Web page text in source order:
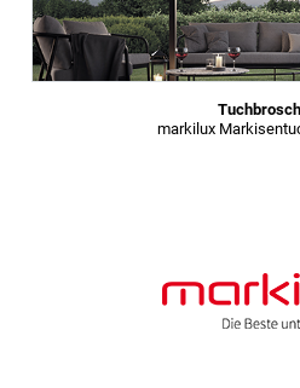
markilux